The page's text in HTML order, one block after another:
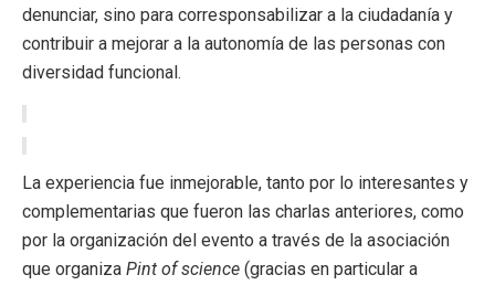
denunciar, sino para corresponsabilizar a la ciudadanía y
contribuir a mejorar a la autonomía de las personas con
diversidad funcional.
La experiencia fue inmejorable, tanto por lo interesantes y
complementarias que fueron las charlas anteriores, como
por la organización del evento a través de la asociación
que organiza Pint of science (gracias en particular a